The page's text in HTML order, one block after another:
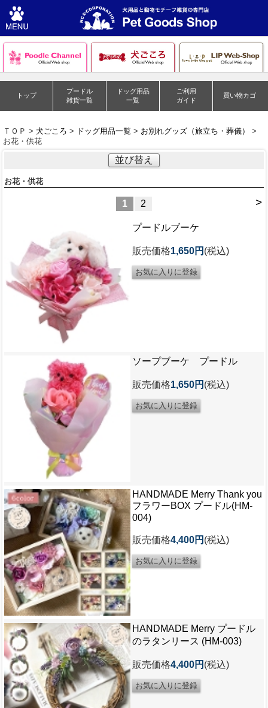
トップ
プードル
雑貨一覧
ドッグ用品
一覧
ご利用
ガイド
買い物カゴ
ＴＯＰ > 犬ごころ > ドッグ用品一覧 > お別れグッズ（旅立ち・葬儀）
>
お花・供花
並び替え
お花・供花
>
1 2
プードルブーケ
販売価格1,650円 (税込)
ソープブーケ プードル
販売価格1,650円 (税込)
HANDMADE Merry Thank you
フラワーBOX プードル(HM-
004)
販売価格4,400円 (税込)
HANDMADE Merry プードル
のラタンリース (HM-003)
販売価格4,400円 (税込)